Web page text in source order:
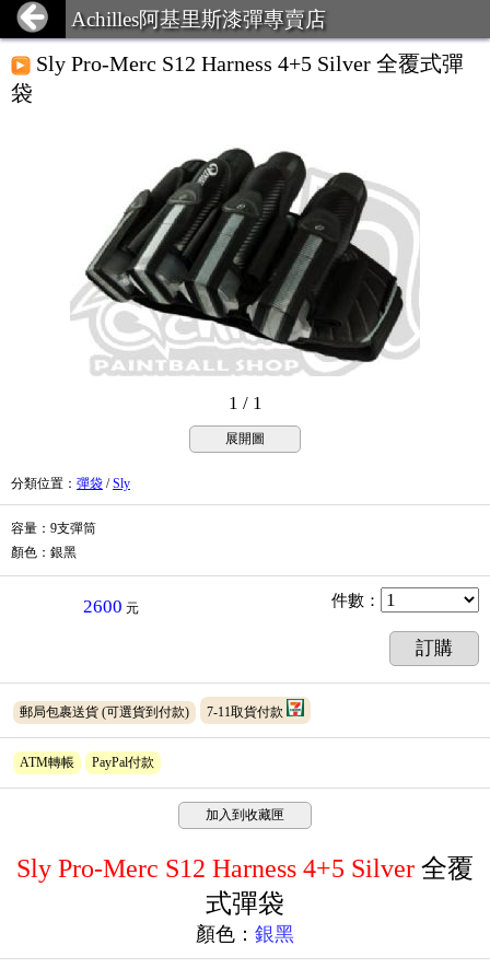
Achilles阿基里斯漆彈專賣店
Sly Pro-Merc S12 Harness 4+5 Silver 全覆式彈
袋
1 / 1
展開圖
分類位置 ： 彈袋 /Sly
容量：9支彈筒
顏色：銀黑
2600 元 件數 ：
訂購
郵局包裹送貨 (可選貨到付款) 7-11取貨付款
ATM轉帳 PayPal付款
加入到收藏匣
Sly Pro-Merc S12 Harness 4+5 Silver 全覆
式彈袋
顏色： 銀黑